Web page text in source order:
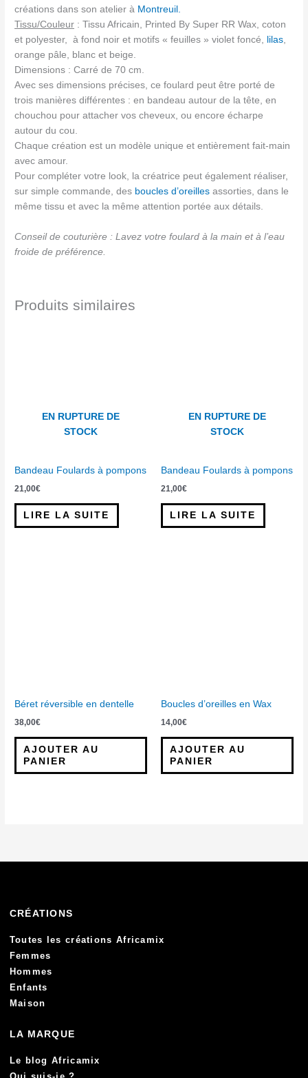
créations dans son atelier à Montreuil.
Tissu/Couleur : Tissu Africain, Printed By Super RR Wax, coton
et polyester, à fond noir et motifs « feuilles » violet foncé,
lilas
orange pâle, blanc et beige.
Dimensions : Carré de 70 cm.
Avec ses dimensions précises, ce foulard peut être porté de
trois manières différentes : en bandeau autour de la tête, en
chouchou pour attacher vos cheveux, ou encore écharpe
autour du cou.
Chaque création est un modèle unique et entièrement fait-main
avec amour.
Pour compléter votre look, la créatrice peut également réaliser,
sur simple commande, des boucles d’oreilles assorties, dans le
même tissu et avec la même attention portée aux détails.
Conseil de couturière : Lavez votre foulard à la main et à l’eau
froide de préférence.
Produits similaires
EN RUPTURE DE
STOCK
Bandeau Foulards à pompons
21,00€
LIRE LA SUITE
EN RUPTURE DE
STOCK
Bandeau Foulards à pompons
21,00€
LIRE LA SUITE
Béret réversible en dentelle
38,00€
AJOUTER AU
PANIER
Boucles d’oreilles en Wax
14,00€
AJOUTER AU
PANIER
CRÉATIONS
Toutes les créations Africamix
Femmes
Hommes
Enfants
Maison
LA MARQUE
Le blog Africamix